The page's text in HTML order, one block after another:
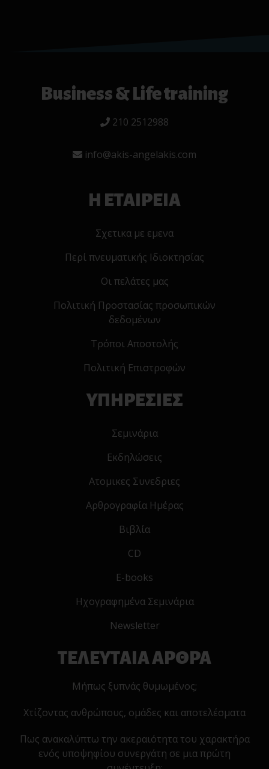
Business & Life training
210 2512988
info@akis-angelakis.com
Η ΕΤΑΙΡΕΙΑ
Σχετικα με εμενα
Περί πνευματικής Ιδιοκτησίας
Οι πελάτες μας
Πολιτική Προστασίας προσωπικών
δεδομένων
Τρόποι Αποστολής
Πολιτική Επιστροφών
ΥΠΗΡΕΣΙΕΣ
Σεμινάρια
Εκδηλώσεις
Ατομικες Συνεδριες
Αρθρογραφία Ημέρας
Βιβλία
CD
E-books
Ηχογραφημένα Σεμινάρια
Newsletter
ΤΕΛΕΥΤΑΙΑ ΑΡΘΡΑ
Μήπως ξυπνάς θυμωμένος;
Χτίζοντας ανθρώπους, ομάδες και αποτελέσματα
Πως ανακαλύπτω την ακεραιότητα του χαρακτήρα
ενός υποψηφίου συνεργάτη σε μια πρώτη